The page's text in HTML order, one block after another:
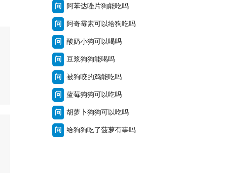
问 阿苯达唑片狗能吃吗
问 阿奇霉素可以给狗吃吗
问 酸奶小狗可以喝吗
问 豆浆狗狗能喝吗
问 被狗咬的鸡能吃吗
问 蓝莓狗狗可以吃吗
问 胡萝卜狗狗可以吃吗
问 给狗狗吃了菠萝有事吗